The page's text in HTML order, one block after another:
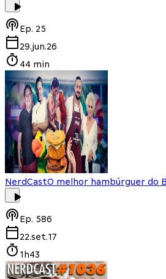
Ep. 25
29.jun.26
44 min
NerdCastO melhor hambúrguer do
Ep. 586
22.set.17
1h43